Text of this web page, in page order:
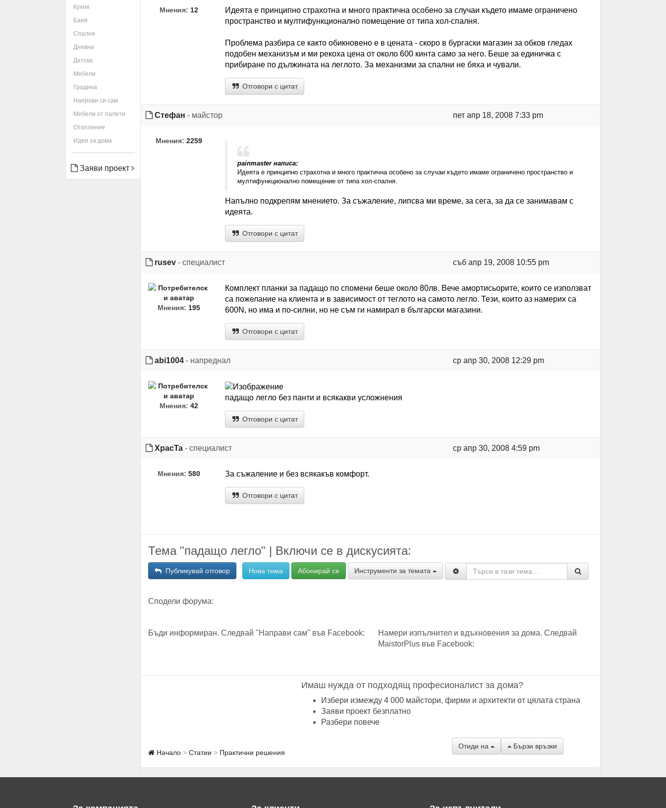
Кухня
Баня
Спалня
Дневна
Детска
Мебели
Градина
Направи си сам
Мебели от палети
Отопление
Идеи за дома
Заяви проект
Мнения: 12
Идеята е принципно страхотна и много практична особено за случаи където имаме ограничено
пространство и мултифункционално помещение от типа хол-спалня.
Проблема разбира се както обикновено е в цената - скоро в бургаски магазин за обков гледах
подобен механизъм и ми рекоха цена от около 600 кинта само за него. Беше за единичка с
прибиране по дължината на леглото. За механизми за спални не бяха и чували.
Отговори с цитат
Стефан - майстор пет апр 18, 2008 7:33 pm
Мнения: 2259
painmaster написа:
Идеята е принципно страхотна и много практична особено за случаи където имаме ограничено пространство и
мултифункционално помещение от типа хол-спалня.
Напълно подкрепям мнението. За съжаление, липсва ми време, за сега, за да се занимавам с
идеята.
Отговори с цитат
rusev - специалист съб апр 19, 2008 10:55 pm
Мнения: 195
Комплект планки за падащо по спомени беше около 80лв. Вече амортисьорите, които се използват
са пожелание на клиента и в зависимост от теглото на самото легло. Тези, които аз намерих са
600N, но има и по-силни, но не съм ги намирал в български магазини.
Отговори с цитат
abi1004 - напреднал ср апр 30, 2008 12:29 pm
Мнения: 42
падащо легло без панти и всякакви усложнения
Отговори с цитат
XpacTa - специалист ср апр 30, 2008 4:59 pm
Мнения: 580 За съжаление и без всякакъв комфорт.
Отговори с цитат
Тема "падащо легло" | Включи се в дискусията:
Публикувай отговор Нова тема Абонирай се Инструменти за темата
Сподели форума:
Бъди информиран. Следвай "Направи сам" във Facebook:
Намери изпълнител и вдъхновения за дома. Следвай
MaistorPlus във Facebook:
Имаш нужда от подходящ професионалист за дома?
Избери измежду 4 000 майстори, фирми и архитекти от цялата страна
Заяви проект безплатно
Разбери повече
Начало Статии Практични решения
Отиди на Бързи връзки